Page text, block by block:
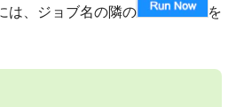
は、ジョブ名の隣の
を